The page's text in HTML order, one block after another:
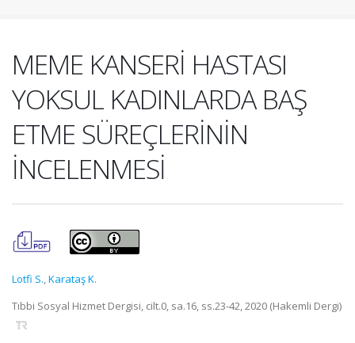
MEME KANSERİ HASTASI
YOKSUL KADINLARDA BAŞ
ETME SÜREÇLERİNİN
İNCELENMESİ
Lotfi S.,Karataş K.
Tıbbi Sosyal Hizmet Dergisi, cilt.0, sa.16, ss.23-42, 2020 (Hakemli Dergi)